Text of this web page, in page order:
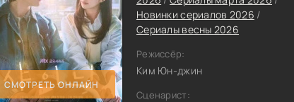
СМОТРЕТЬ ОНЛАЙН
Новинки сериалов 2026 /
Сериалы весны 2026
Режиссёр:
Ким Юн-джин
Сценарист: